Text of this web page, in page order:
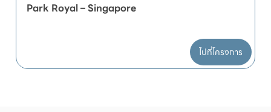
Park Royal – Singapore
ไปที่โครงการ